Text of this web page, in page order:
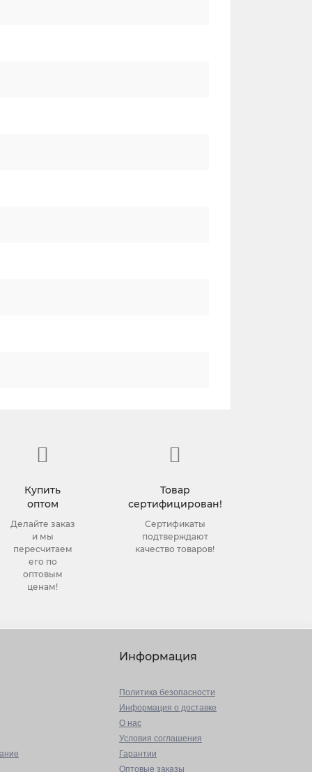
Купить
оптом
Делайте заказ
и мы
пересчитаем
его по
оптовым
ценам!
Товар
сертифицирован!
Сертификаты
подтверждают
качество товаров!
Информация
Политика безопасности
Информация о доставке
О нас
Условия соглашения
Гарантии
Оптовые заказы